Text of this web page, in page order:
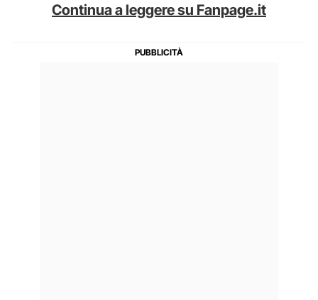
Continua a leggere su Fanpage.it